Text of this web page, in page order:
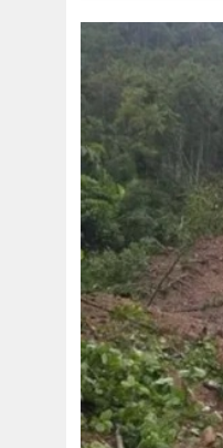
सिफारिस